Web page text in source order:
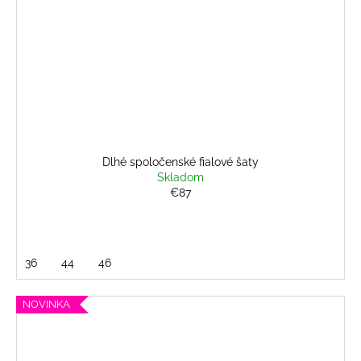
Dlhé spoločenské fialové šaty
Skladom
€87
36 44 46
NOVINKA